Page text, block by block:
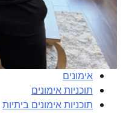
אימונים
תוכניות אימונים
תוכניות אימונים ביתיות